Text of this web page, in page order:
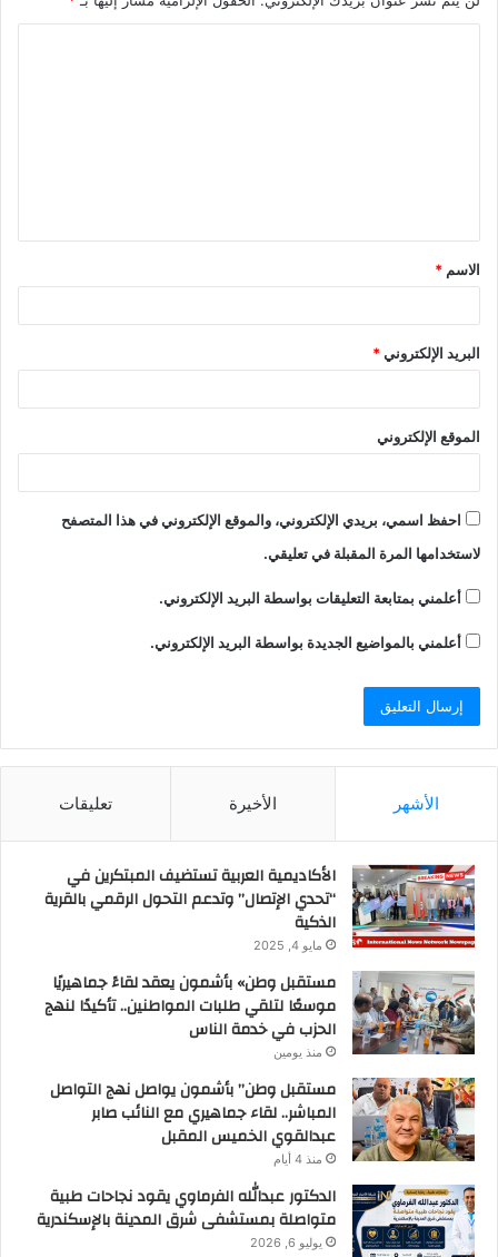
الاسم *
البريد الإلكتروني*
الموقع الإلكتروني
احفظ اسمي، بريدي الإلكتروني، والموقع الإلكتروني في هذا المتصفح
لاستخدامها المرة المقبلة في تعليقي.
أعلمني بمتابعة التعليقات بواسطة البريد الإلكتروني.
أعلمني بالمواضيع الجديدة بواسطة البريد الإلكتروني.
الأشهر الأخيرة تعليقات
الأكاديمية العربية تستضيف المبتكرين في
“تحدي الإتصال” وتدعم التحول الرقمي بالقرية
الذكية
مايو 4, 2025
مستقبل وطن» بأشمون يعقد لقاءً جماهيريًا
موسعًا لتلقي طلبات المواطنين.. تأكيدًا لنهج
الحزب في خدمة الناس
منذ يومين
مستقبل وطن” بأشمون يواصل نهج التواصل
المباشر.. لقاء جماهيري مع النائب صابر
عبدالقوي الخميس المقبل
منذ 4 أيام
الدكتور عبدالله الفرماوي يقود نجاحات طبية
متواصلة بمستشفى شرق المدينة بالإسكندرية
يوليو 6, 2026